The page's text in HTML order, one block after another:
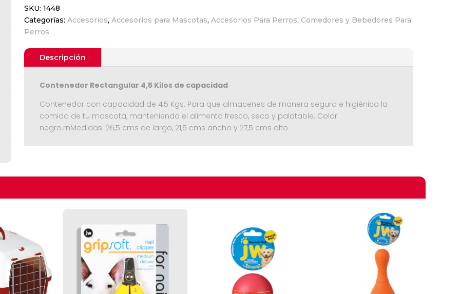
Contenedor
de
Alimentos
Mascotas
Negro
cantidad
SKU: 1448
Categorías: Accesorios, Accesorios para Mascotas, Accesorios Para Perros, Comedores y Bebedores Para
Perros
Descripción
Contenedor Rectangular 4,5 Kilos de capacidad
Contenedor con capacidad de 4,5 Kgs. Para que almacenes de manera segura e higiénica la
comida de tu mascota, manteniendo el alimento fresco, seco y palatable. Color
negro.rnMedidas: 26,5 cms de largo, 21,5 cms ancho y 27,5 cms alto